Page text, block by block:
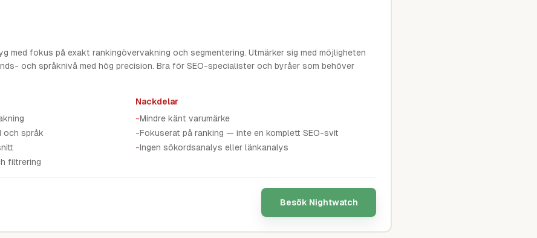
med fokus på exakt rankingövervakning och segmentering. Utmärker sig med möjligheten
och språknivå med hög precision. Bra för SEO-specialister och byråer som behöver
och språk
filtrering
Nackdelar
-Mindre känt varumärke
-Fokuserat på ranking — inte en komplett SEO-svit
-Ingen sökordsanalys eller länkanalys
Besök Nightwatch